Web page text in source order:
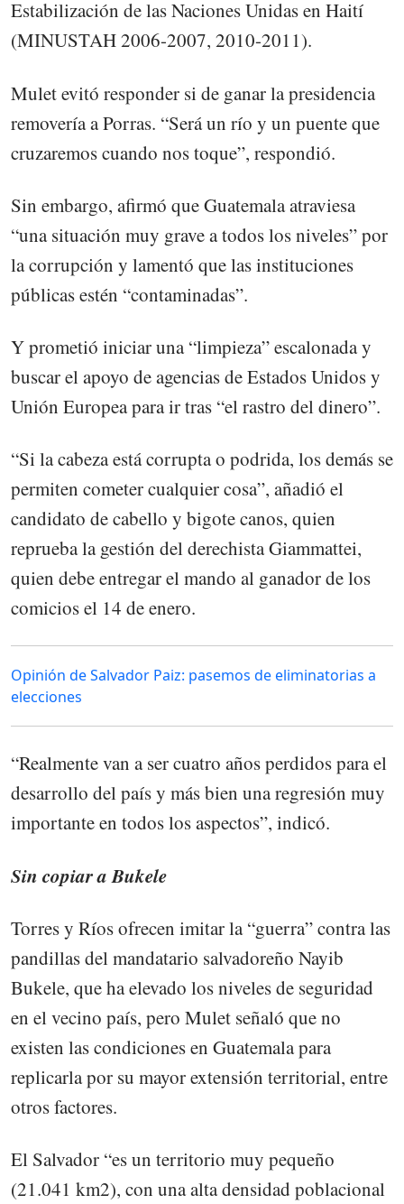
Estabilización de las Naciones Unidas en Haití
(MINUSTAH 2006-2007, 2010-2011).
Mulet evitó responder si de ganar la presidencia
removería a Porras. “Será un río y un puente que
cruzaremos cuando nos toque”, respondió.
Sin embargo, afirmó que Guatemala atraviesa
“una situación muy grave a todos los niveles” por
la corrupción y lamentó que las instituciones
públicas estén “contaminadas”.
Y prometió iniciar una “limpieza” escalonada y
buscar el apoyo de agencias de Estados Unidos y
Unión Europea para ir tras “el rastro del dinero”.
“Si la cabeza está corrupta o podrida, los demás se
permiten cometer cualquier cosa”, añadió el
candidato de cabello y bigote canos, quien
reprueba la gestión del derechista Giammattei,
quien debe entregar el mando al ganador de los
comicios el 14 de enero.
Opinión de Salvador Paiz: pasemos de eliminatorias a
elecciones
“Realmente van a ser cuatro años perdidos para el
desarrollo del país y más bien una regresión muy
importante en todos los aspectos”, indicó.
Sin copiar a Bukele
Torres y Ríos ofrecen imitar la “guerra” contra las
pandillas del mandatario salvadoreño Nayib
Bukele, que ha elevado los niveles de seguridad
en el vecino país, pero Mulet señaló que no
existen las condiciones en Guatemala para
replicarla por su mayor extensión territorial, entre
otros factores.
El Salvador “es un territorio muy pequeño
(21.041 km2), con una alta densidad poblacional